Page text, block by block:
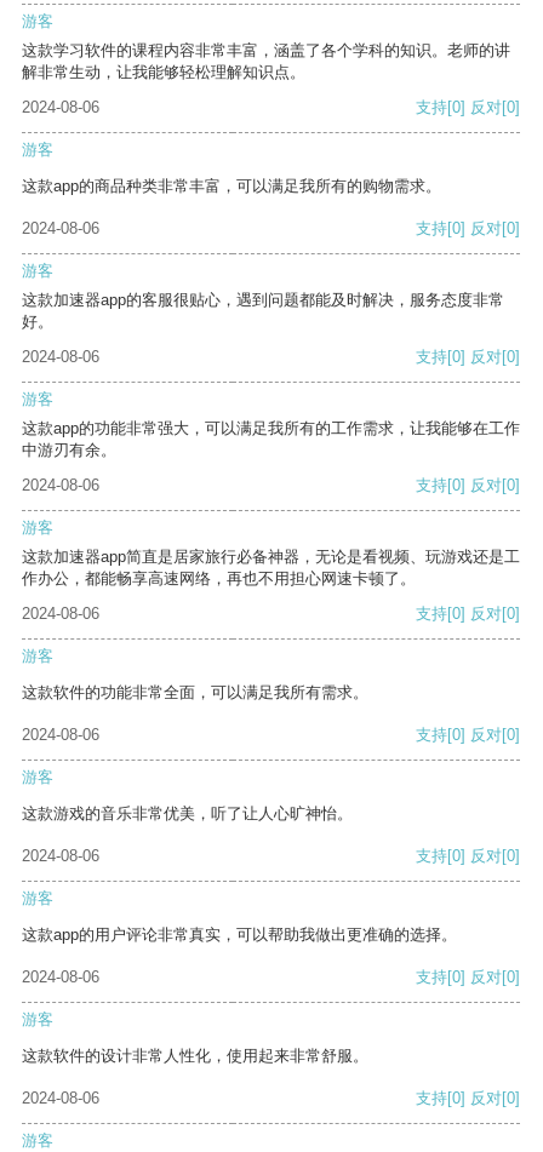
游客
这款学习软件的课程内容非常丰富，涵盖了各个学科的知识。老师的讲
解非常生动，让我能够轻松理解知识点。
2024-08-06
支持[0] 反对[0]
游客
这款app的商品种类非常丰富，可以满足我所有的购物需求。
2024-08-06 支持[0] 反对[0]
游客
这款加速器app的客服很贴心，遇到问题都能及时解决，服务态度非常
好。
2024-08-06
支持[0] 反对[0]
游客
这款app的功能非常强大，可以满足我所有的工作需求，让我能够在工作
中游刃有余。
2024-08-06
支持[0] 反对[0]
游客
这款加速器app简直是居家旅行必备神器，无论是看视频、玩游戏还是工
作办公，都能畅享高速网络，再也不用担心网速卡顿了。
2024-08-06
支持[0] 反对[0]
游客
这款软件的功能非常全面，可以满足我所有需求。
2024-08-06 支持[0] 反对[0]
游客
这款游戏的音乐非常优美，听了让人心旷神怡。
2024-08-06 支持[0] 反对[0]
游客
这款app的用户评论非常真实，可以帮助我做出更准确的选择。
2024-08-06 支持[0] 反对[0]
游客
这款软件的设计非常人性化，使用起来非常舒服。
2024-08-06 支持[0] 反对[0]
游客